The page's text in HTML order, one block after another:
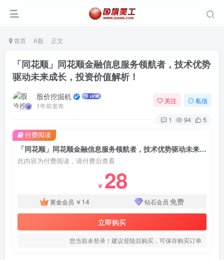
首页 A股 正文
「同花顺」同花顺金融信息服务领航者，技术优势
驱动未来成长，投资价值解析！
股价挖掘机
1年前发布
关注 私信
1 94 5
「同花顺」同花顺金融信息服务领航者，技术优势驱动未来成长，投资价值解析！
此内容为付费阅读，请付费后查看
￥ 28
黄金会员 ￥ 14 钻石会员 免费
立即购买
您当前未登录！建议登陆后购买，可保存购买订单
付费阅读